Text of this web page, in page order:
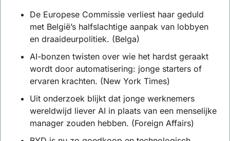
De Europese Commissie verliest haar geduld
met België’s halfslachtige aanpak van lobbyen
en draaideurpolitiek. (Belga)
AI-bonzen twisten over wie het hardst geraakt
wordt door automatisering: jonge starters of
ervaren krachten. (New York Times)
Uit onderzoek blijkt dat jonge werknemers
wereldwijd liever AI in plaats van een menselijke
manager zouden hebben. (Foreign Affairs)